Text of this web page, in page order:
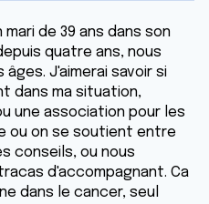
mari de 39 ans dans son
quatre ans, nous
J'aimerai savoir si
dans ma situation,
une association pour les
ou on se soutient entre
conseils, ou nous
d'accompagnant. Ca
dans le cancer, seul